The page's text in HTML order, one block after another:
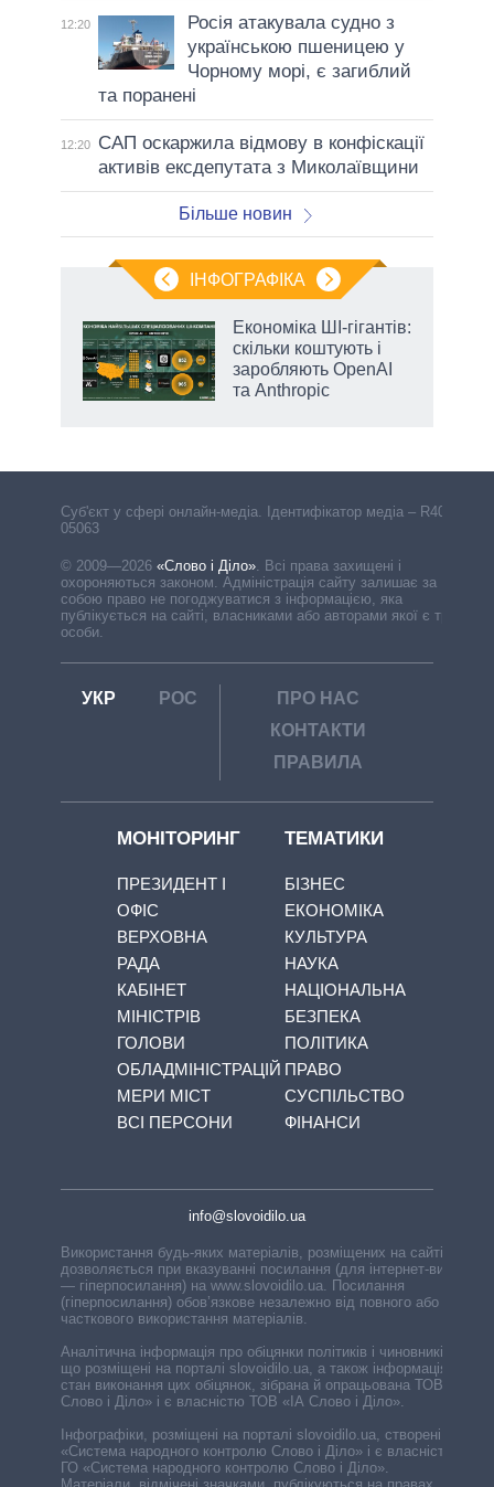
12:20
Росія атакувала судно з
українською пшеницею у
Чорному морі, є загиблий
та поранені
12:20
САП оскаржила відмову в конфіскації
активів ексдепутата з Миколаївщини
Більше новин
ІНФОГРАФІКА
Економіка ШІ-гігантів:
скільки коштують і
заробляють OpenAI
та Anthropic
Cуб'єкт у сфері онлайн-медіа. Ідентифікатор медіа – R40-
05063
© 2009—2026 «Слово і Діло». Всі права захищені і
охороняються законом. Адміністрація сайту залишає за
собою право не погоджуватися з інформацією, яка
публікується на сайті, власниками або авторами якої є треті
особи.
УКР РОС
ПРО НАС
КОНТАКТИ
ПРАВИЛА
МОНІТОРИНГ
ПРЕЗИДЕНТ І
ОФІС
ВЕРХОВНА
РАДА
КАБІНЕТ
МІНІСТРІВ
ГОЛОВИ
ОБЛАДМІНІСТРАЦІЙ
МЕРИ МІСТ
ВСІ ПЕРСОНИ
ТЕМАТИКИ
БІЗНЕС
ЕКОНОМІКА
КУЛЬТУРА
НАУКА
НАЦІОНАЛЬНА
БЕЗПЕКА
ПОЛІТИКА
ПРАВО
СУСПІЛЬСТВО
ФІНАНСИ
info@slovoidilo.ua
Використання будь-яких матеріалів, розміщених на сайті,
дозволяється при вказуванні посилання (для інтернет-видань
— гіперпосилання) на www.slovoidilo.ua. Посилання
(гіперпосилання) обов’язкове незалежно від повного або
часткового використання матеріалів.
Аналітична інформація про обіцянки політиків і чиновників,
що розміщені на порталі slovoidilo.ua, а також інформація про
стан виконання цих обіцянок, зібрана й опрацьована ТОВ «ІА
Слово і Діло» і є власністю ТОВ «ІА Слово і Діло».
Інфографіки, розміщені на порталі slovoidilo.ua, створені ГО
«Система народного контролю Слово і Діло» і є власністю
ГО «Система народного контролю Слово і Діло».